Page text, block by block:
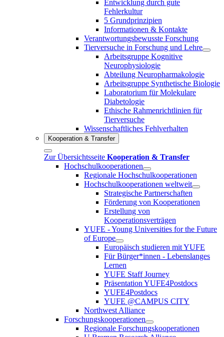
Entwicklung durch gute
Fehlerkultur
5 Grundprinzipien
Informationen & Kontakte
Verantwortungsbewusste Forschung
Tierversuche in Forschung und Lehre
Arbeitsgruppe Kognitive
Neurophysiologie
Abteilung Neuropharmakologie
Arbeitsgruppe Synthetische Biologie
Laboratorium für Molekulare
Diabetologie
Ethische Rahmenrichtlinien für
Tierversuche
Wissenschaftliches Fehlverhalten
Kooperation & Transfer
Zur Übersichtsseite Kooperation & Transfer
Hochschulkooperationen
Regionale Hochschulkooperationen
Hochschulkooperationen weltweit
Strategische Partnerschaften
Förderung von Kooperationen
Erstellung von
Kooperationsverträgen
YUFE - Young Universities for the Future
of Europe
Europäisch studieren mit YUFE
Für Bürger*innen - Lebenslanges
Lernen
YUFE Staff Journey
Präsentation YUFE4Postdocs
YUFE4Postdocs
YUFE @CAMPUS CITY
Northwest Alliance
Forschungskooperationen
Regionale Forschungskooperationen